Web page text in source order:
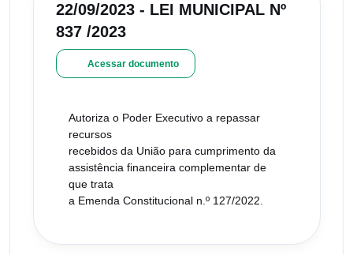
22/09/2023 - LEI MUNICIPAL Nº
837 /2023
Acessar documento
Autoriza o Poder Executivo a repassar
recursos
recebidos da União para cumprimento da
assistência financeira complementar de
que trata
a Emenda Constitucional n.º 127/2022.